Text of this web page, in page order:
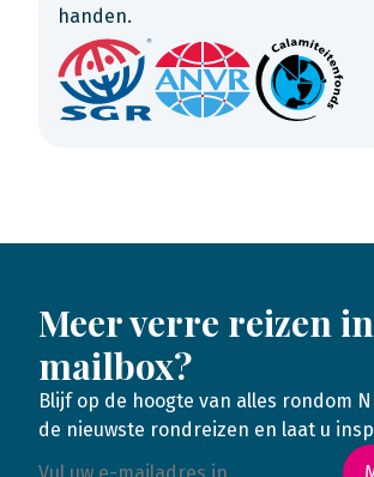
handen.
Meer verre reizen
mailbox?
Blijf op de hoogte van alles rondom
de nieuwste rondreizen en laat u